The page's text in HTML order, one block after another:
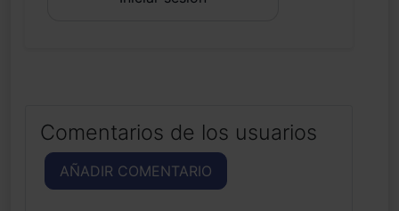
Comentarios de los usuarios
AÑADIR COMENTARIO